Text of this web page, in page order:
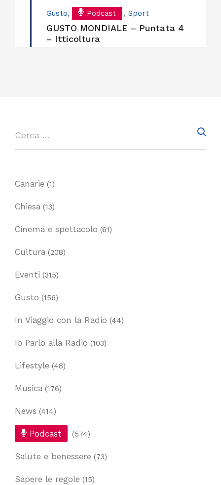
Gusto, Podcast , Sport
GUSTO MONDIALE – Puntata 4
– Itticoltura
Canarie (1)
Chiesa (13)
Cinema e spettacolo (61)
Cultura (208)
Eventi (315)
Gusto (156)
In Viaggio con la Radio (44)
Io Parlo alla Radio (103)
Lifestyle (48)
Musica (176)
News (414)
Podcast (574)
Salute e benessere (73)
Sapere le regole (15)